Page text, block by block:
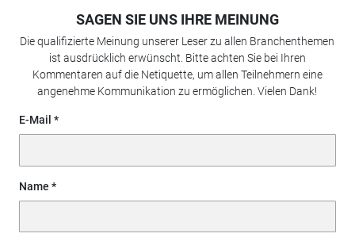
SAGEN SIE UNS IHRE MEINUNG
Die qualifizierte Meinung unserer Leser zu allen Branchenthemen
ist ausdrücklich erwünscht. Bitte achten Sie bei Ihren
Kommentaren auf die Netiquette, um allen Teilnehmern eine
angenehme Kommunikation zu ermöglichen. Vielen Dank!
E-Mail
Name